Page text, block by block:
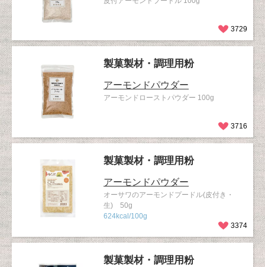
3729
製菓製材・調理用粉
アーモンドパウダー
アーモンドローストパウダー 100g
3716
製菓製材・調理用粉
アーモンドパウダー
オーサワのアーモンドプードル(皮付き・
生) 50g
624kcal/100g
3374
製菓製材・調理用粉